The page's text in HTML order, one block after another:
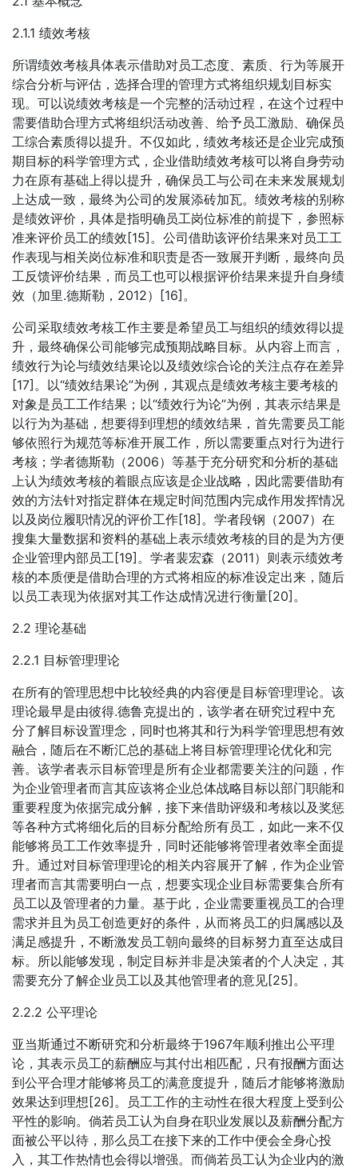
2.1.1 绩效考核
所谓绩效考核具体表示借助对员工态度、素质、行为等展开
综合分析与评估，选择合理的管理方式将组织规划目标实
现。可以说绩效考核是一个完整的活动过程，在这个过程中
需要借助合理方式将组织活动改善、给予员工激励、确保员
工综合素质得以提升。不仅如此，绩效考核还是企业完成预
期目标的科学管理方式，企业借助绩效考核可以将自身劳动
力在原有基础上得以提升，确保员工与公司在未来发展规划
上达成一致，最终为公司的发展添砖加瓦。绩效考核的别称
是绩效评价，具体是指明确员工岗位标准的前提下，参照标
准来评价员工的绩效[15]。公司借助该评价结果来对员工工
作表现与相关岗位标准和职责是否一致展开判断，最终向员
工反馈评价结果，而员工也可以根据评价结果来提升自身绩
效（加里.德斯勒，2012）[16]。
公司采取绩效考核工作主要是希望员工与组织的绩效得以提
升，最终确保公司能够完成预期战略目标。从内容上而言，
绩效行为论与绩效结果论以及绩效综合论的关注点存在差异
[17]。以“绩效结果论”为例，其观点是绩效考核主要考核的
对象是员工工作结果；以“绩效行为论”为例，其表示结果是
以行为为基础，想要得到理想的绩效结果，首先需要员工能
够依照行为规范等标准开展工作，所以需要重点对行为进行
考核；学者德斯勒（2006）等基于充分研究和分析的基础
上认为绩效考核的着眼点应该是企业战略，因此需要借助有
效的方法针对指定群体在规定时间范围内完成作用发挥情况
以及岗位履职情况的评价工作[18]。学者段钢（2007）在
搜集大量数据和资料的基础上表示绩效考核的目的是为方便
企业管理内部员工[19]。学者裴宏森（2011）则表示绩效考
核的本质便是借助合理的方式将相应的标准设定出来，随后
以员工表现为依据对其工作达成情况进行衡量[20]。
2.2 理论基础
2.2.1 目标管理理论
在所有的管理思想中比较经典的内容便是目标管理理论。该
理论最早是由彼得.德鲁克提出的，该学者在研究过程中充
分了解目标设置理念，同时也将其和行为科学管理思想有效
融合，随后在不断汇总的基础上将目标管理理论优化和完
善。该学者表示目标管理是所有企业都需要关注的问题，作
为企业管理者而言其应该将企业总体战略目标以部门职能和
重要程度为依据完成分解，接下来借助评级和考核以及奖惩
等各种方式将细化后的目标分配给所有员工，如此一来不仅
能够将员工工作效率提升，同时还能够将管理者效率全面提
升。通过对目标管理理论的相关内容展开了解，作为企业管
理者而言其需要明白一点，想要实现企业目标需要集合所有
员工以及管理者的力量。基于此，企业需要重视员工的合理
需求并且为员工创造更好的条件，从而将员工的归属感以及
满足感提升，不断激发员工朝向最终的目标努力直至达成目
标。所以能够发现，制定目标并非是决策者的个人决定，其
需要充分了解企业员工以及其他管理者的意见[25]。
2.2.2 公平理论
亚当斯通过不断研究和分析最终于1967年顺利推出公平理
论，其表示员工的薪酬应与其付出相匹配，只有报酬方面达
到公平合理才能够将员工的满意度提升，随后才能够将激励
效果达到理想[26]。员工工作的主动性在很大程度上受到公
平性的影响。倘若员工认为自身在职业发展以及薪酬分配方
面被公平以待，那么员工在接下来的工作中便会全身心投
入，其工作热情也会得以增强。而倘若员工认为企业内的激